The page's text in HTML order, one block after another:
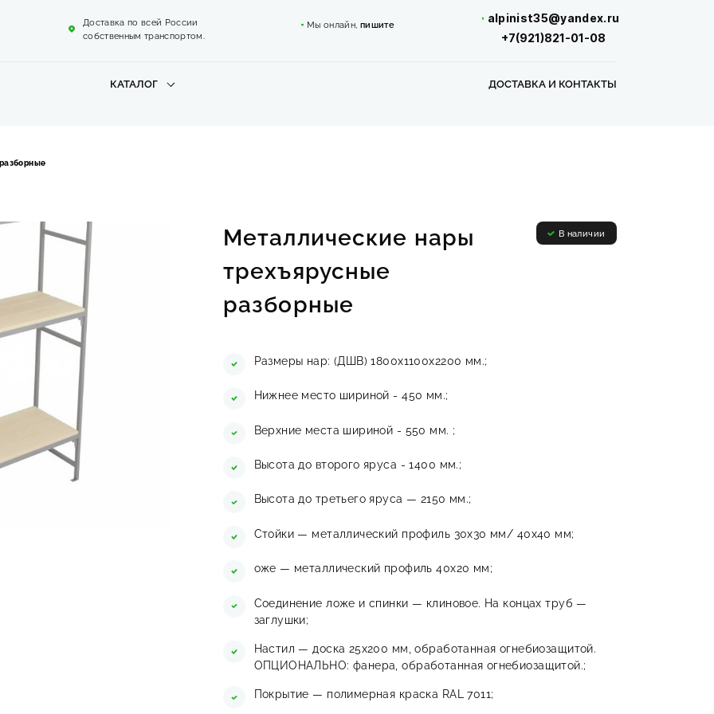
Доставка по всей России
собственным транспортом.
Мы онлайн, пишите
alpinist35@yandex.ru
+7(921)821-01-08
КАТАЛОГ ДОСТАВКА И КОНТАКТЫ
В наличии
Металлические нары
трехъярусные
разборные
Размеры нар: (ДШВ) 1800х1100х2200 мм.;
Нижнее место шириной - 450 мм.;
Верхние места шириной - 550 мм. ;
Высота до второго яруса - 1400 мм.;
Высота до третьего яруса — 2150 мм.;
Стойки — металлический профиль 30х30 мм/ 40х40 мм;
оже — металлический профиль 40х20 мм;
Соединение ложе и спинки — клиновое. На концах труб —
заглушки;
Настил — доска 25х200 мм, обработанная огнебиозащитой.
ОПЦИОНАЛЬНО: фанера, обработанная огнебиозащитой.;
Покрытие — полимерная краска RAL 7011;